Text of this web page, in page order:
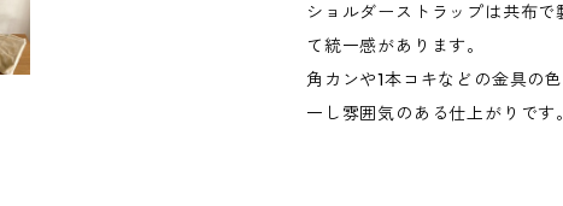
ショルダーストラップは共布
て統一感があります。
角カンや1本コキなどの金具の
一し雰囲気のある仕上がりです。